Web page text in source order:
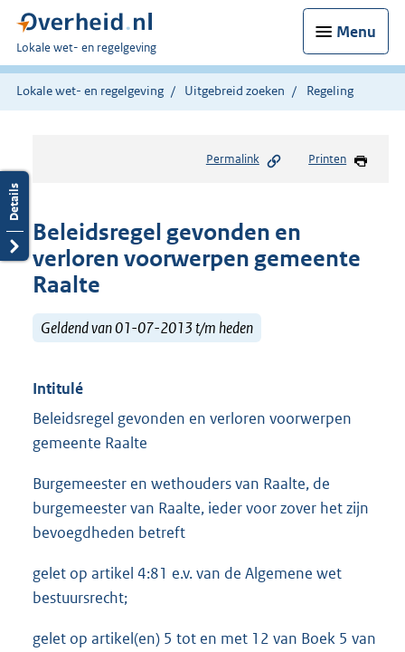
Menu
U
bent
hier:
Lokale wet- en regelgeving
Lokale wet- en regelgeving Uitgebreid zoeken Regeling
Permalink Printen
Beleidsregel gevonden en
verloren voorwerpen gemeente
Raalte
Geldend van 01-07-2013 t/m heden
Intitulé
Beleidsregel gevonden en verloren voorwerpen
gemeente Raalte
Burgemeester en wethouders van Raalte, de
burgemeester van Raalte, ieder voor zover het zijn
bevoegdheden betreft
gelet op artikel 4:81 e.v. van de Algemene wet
bestuursrecht;
gelet op artikel(en) 5 tot en met 12 van Boek 5 van